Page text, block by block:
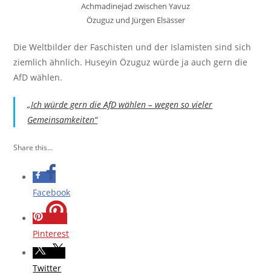
Achmadinejad zwischen Yavuz
Özuguz und Jürgen Elsässer
Die Weltbilder der Faschisten und der Islamisten sind sich
ziemlich ähnlich. Huseyin Özuguz würde ja auch gern die
AfD wählen.
„Ich würde gern die AfD wählen – wegen so vieler
Gemeinsamkeiten“
Share this...
Facebook
Pinterest
Twitter